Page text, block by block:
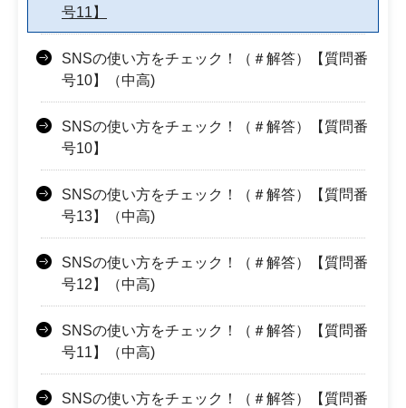
号11】
SNSの使い方をチェック！（＃解答）【質問番
号10】（中高)
SNSの使い方をチェック！（＃解答）【質問番
号10】
SNSの使い方をチェック！（＃解答）【質問番
号13】（中高)
SNSの使い方をチェック！（＃解答）【質問番
号12】（中高)
SNSの使い方をチェック！（＃解答）【質問番
号11】（中高)
SNSの使い方をチェック！（＃解答）【質問番